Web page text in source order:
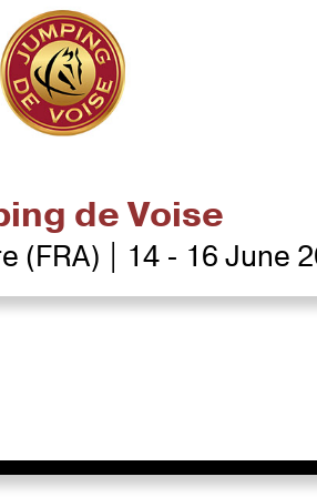
de Voise
(FRA) | 14 - 16 June